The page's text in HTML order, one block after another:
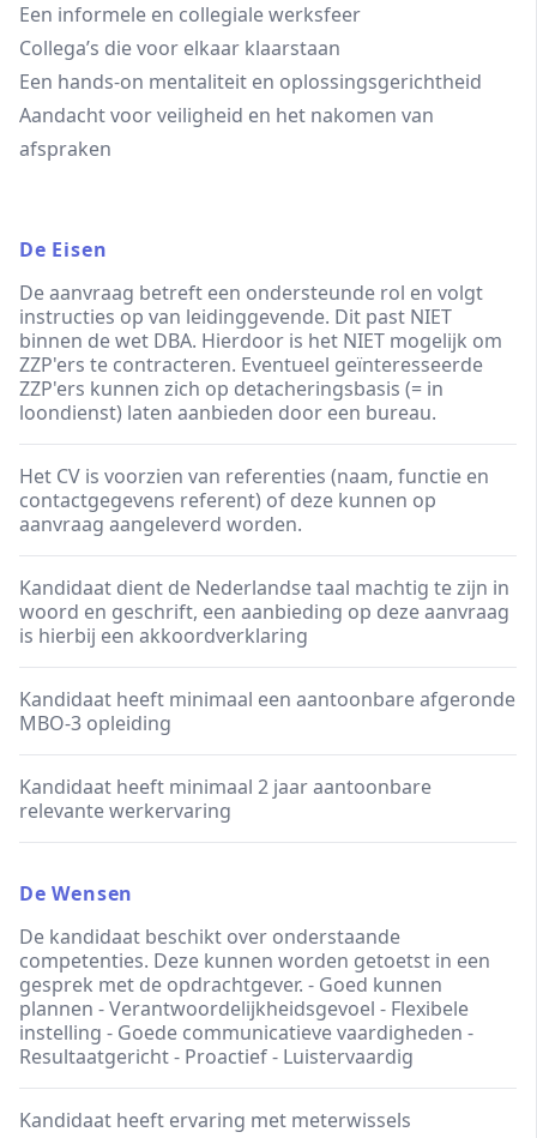
Een informele en collegiale werksfeer
Collega’s die voor elkaar klaarstaan
Een hands-on mentaliteit en oplossingsgerichtheid
Aandacht voor veiligheid en het nakomen van
afspraken
De Eisen
De aanvraag betreft een ondersteunde rol en volgt
instructies op van leidinggevende. Dit past NIET
binnen de wet DBA. Hierdoor is het NIET mogelijk om
ZZP'ers te contracteren. Eventueel geïnteresseerde
ZZP'ers kunnen zich op detacheringsbasis (= in
loondienst) laten aanbieden door een bureau.
Het CV is voorzien van referenties (naam, functie en
contactgegevens referent) of deze kunnen op
aanvraag aangeleverd worden.
Kandidaat dient de Nederlandse taal machtig te zijn in
woord en geschrift, een aanbieding op deze aanvraag
is hierbij een akkoordverklaring
Kandidaat heeft minimaal een aantoonbare afgeronde
MBO-3 opleiding
Kandidaat heeft minimaal 2 jaar aantoonbare
relevante werkervaring
De Wensen
De kandidaat beschikt over onderstaande
competenties. Deze kunnen worden getoetst in een
gesprek met de opdrachtgever. - Goed kunnen
plannen - Verantwoordelijkheidsgevoel - Flexibele
instelling - Goede communicatieve vaardigheden -
Resultaatgericht - Proactief - Luistervaardig
Kandidaat heeft ervaring met meterwissels